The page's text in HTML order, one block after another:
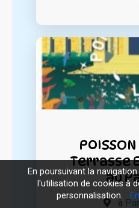
POISSON
Terrasse
au
à
En poursuivant la
l'utilisation de cookies à
personnalisation.